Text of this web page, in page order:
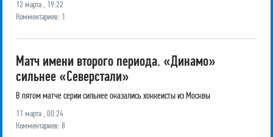
12 марта , 19:22
Комментариев: 1
Матч имени второго периода. «Динамо»
сильнее «Северстали»
В пятом матче серии сильнее оказались хоккеисты из Москвы
11 марта , 00:24
Комментариев: 8